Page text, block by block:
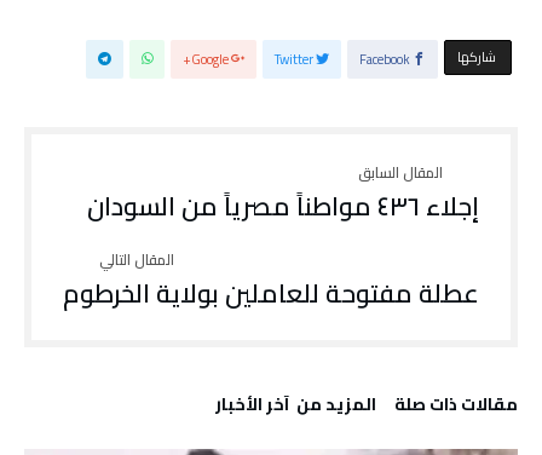
‫‫ شاركها‬ Facebook
Twitter
Google+
إجلاء ٤٣٦ مواطناً مصرياً من السودان
عطلة مفتوحة للعاملين بولاية الخرطوم
‫مقالات ذات صلة‬ ‫المزيد من ‬ آخر الأخبار